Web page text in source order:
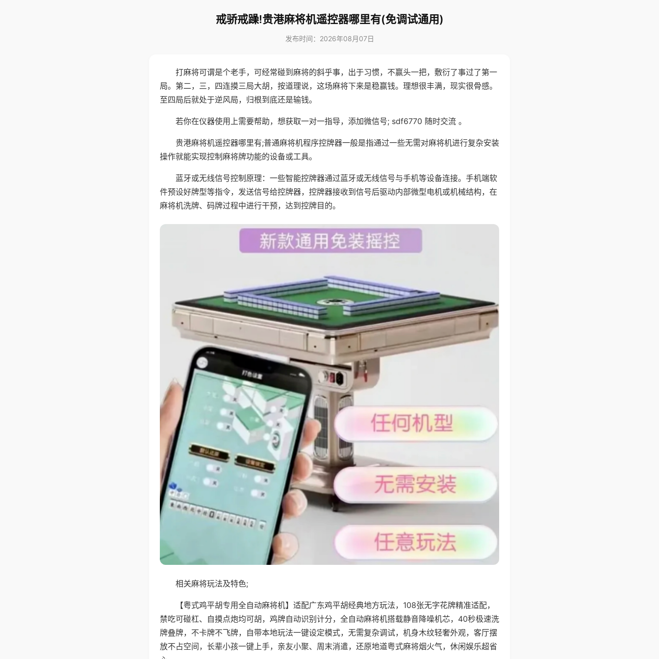
戒骄戒躁!贵港麻将机遥控器哪里有(免调试通用)
发布时间：2026年08月07日
打麻将可谓是个老手，可经常碰到麻将的斜乎事，出于习惯，不赢头一把，敷衍了事过了第一
局。第二，三，四连摸三局大胡，按道理说，这场麻将下来是稳赢钱。理想很丰满，现实很骨感。
至四局后就处于逆风局，归根到底还是输钱。
若你在仪器使用上需要帮助，想获取一对一指导，添加微信号; sdf6770 随时交流 。
贵港麻将机遥控器哪里有;普通麻将机程序控牌器一般是指通过一些无需对麻将机进行复杂安装
操作就能实现控制麻将牌功能的设备或工具。
蓝牙或无线信号控制原理：一些智能控牌器通过蓝牙或无线信号与手机等设备连接。手机端软
件预设好牌型等指令，发送信号给控牌器，控牌器接收到信号后驱动内部微型电机或机械结构，在
麻将机洗牌、码牌过程中进行干预，达到控牌目的。
相关麻将玩法及特色;
【粤式鸡平胡专用全自动麻将机】适配广东鸡平胡经典地方玩法，108张无字花牌精准适配，
禁吃可碰杠、自摸点炮均可胡，鸡牌自动识别计分，全自动麻将机搭载静音降噪机芯，40秒极速洗
牌叠牌，不卡牌不飞牌，自带本地玩法一键设定模式，无需复杂调试，机身木纹轻奢外观，客厅摆
放不占空间，长辈小孩一键上手，亲友小聚、周末消遣，还原地道粤式麻将烟火气，休闲娱乐超省